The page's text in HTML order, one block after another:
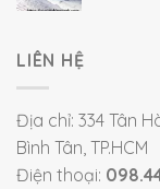
LIÊN HỆ
Địa chỉ: 334 Tân
Bình Tân, TP.HCM
Điện thoại: